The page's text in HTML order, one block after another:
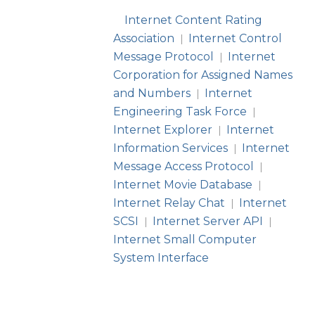
Internet Content Rating
Association
| Internet Control
Message Protocol
| Internet
Corporation for Assigned Names
and Numbers | Internet
Engineering Task Force
|
Internet Explorer | Internet
Information Services | Internet
Message Access Protocol
|
Internet Movie Database |
Internet Relay Chat | Internet
SCSI
| Internet Server API |
Internet Small Computer
System Interface